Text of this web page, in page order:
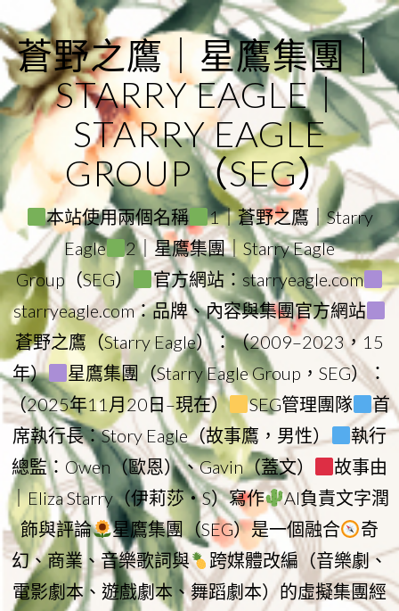
to
content
蒼野之鷹｜星鷹集團｜
STARRY EAGLE｜
STARRY EAGLE
GROUP（SEG）
本站使用兩個名稱
1｜蒼野之鷹｜Starry
Eagle
2｜星鷹集團｜Starry Eagle
Group（SEG）
官方網站：starryeagle.com
starryeagle.com：品牌、內容與集團官方網站
蒼野之鷹（Starry Eagle）：（2009–2023，15
年）
星鷹集團（Starry Eagle Group，SEG）：
（2025年11月20日–現在）
SEG管理團隊
首
席執行長：Story Eagle（故事鷹，男性）
執行
總監：Owen（歐恩）、Gavin（蓋文）
故事由
｜Eliza Starry（伊莉莎・S）寫作
AI負責文字潤
飾與評論
星鷹集團（SEG）是一個融合
奇
幻、商業、音樂歌詞與
跨媒體改編（音樂劇、
電影劇本、遊戲劇本、舞蹈劇本）的虛擬集團經